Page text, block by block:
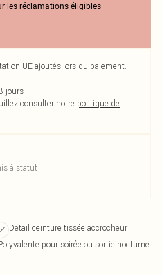
les réclamations éligibles
UE ajoutés lors du paiement.
jours
consulter notre politique de
à statut
Détail ceinture tissée accrocheur
pour soirée ou sortie nocturne